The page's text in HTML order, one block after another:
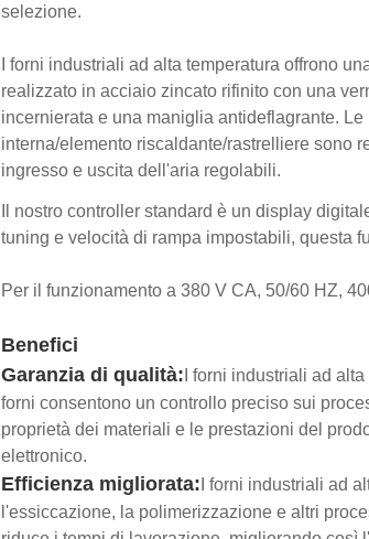
selezione.
I forni industriali ad alta temperatura offrono
realizzato in acciaio zincato rifinito con una
incernierata e una maniglia antideflagrante.
interna/elemento riscaldante/rastrelliere sono
ingresso e uscita dell'aria regolabili.
Il nostro controller standard è un display
tuning e velocità di rampa impostabili, questa
Per il funzionamento a 380 V CA, 50/60 HZ,
Benefici
Garanzia di qualità: I forni industriali ad
forni consentono un controllo preciso sui
proprietà dei materiali e le prestazioni del
elettronico.
Efficienza migliorata: I forni industriali ad
l'essiccazione, la polimerizzazione e altri